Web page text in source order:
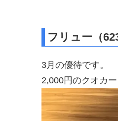
フリュー（
3月の優待です。
2,000円のクオカー